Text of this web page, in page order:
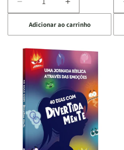
Diminuir
a
quantidade
de
Devocional
Quarto
de
Guerra
Isabelle
S.
Alves
Aumentar
a
quantidade
de
Devocional
Quarto
de
Guerra
|
Isabelle
S.
Alves
Adicionar ao carrinho